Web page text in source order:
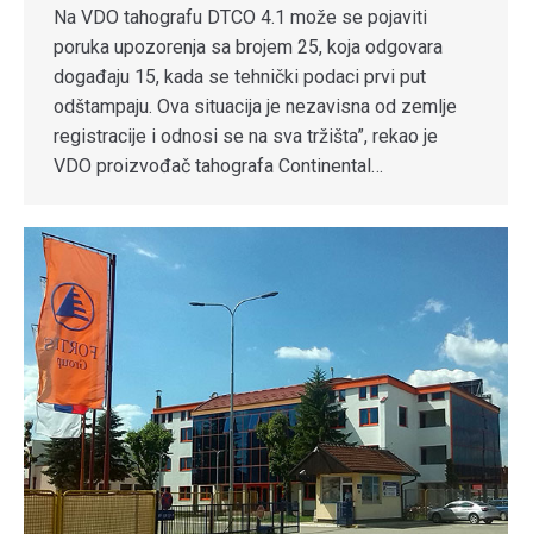
Na VDO tahografu DTCO 4.1 može se pojaviti
poruka upozorenja sa brojem 25, koja odgovara
događaju 15, kada se tehnički podaci prvi put
odštampaju. Ova situacija je nezavisna od zemlje
registracije i odnosi se na sva tržišta”, rekao je
VDO proizvođač tahografa Continental…